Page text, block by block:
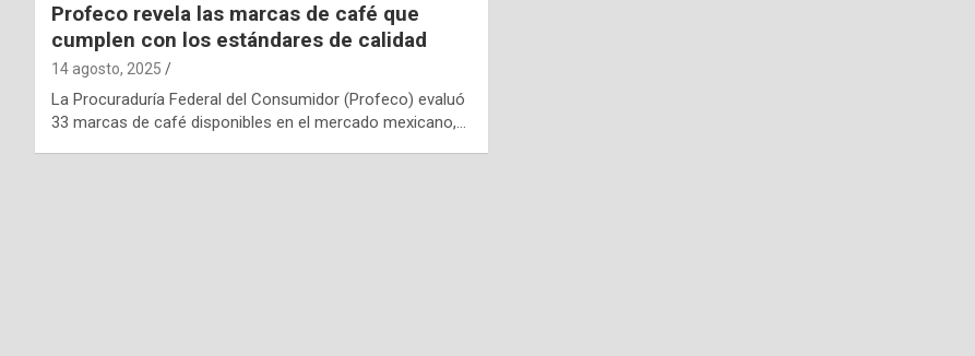
Profeco revela las marcas de café que
cumplen con los estándares de calidad
14 agosto, 2025
La Procuraduría Federal del Consumidor (Profeco) evaluó
33 marcas de café disponibles en el mercado mexicano,…